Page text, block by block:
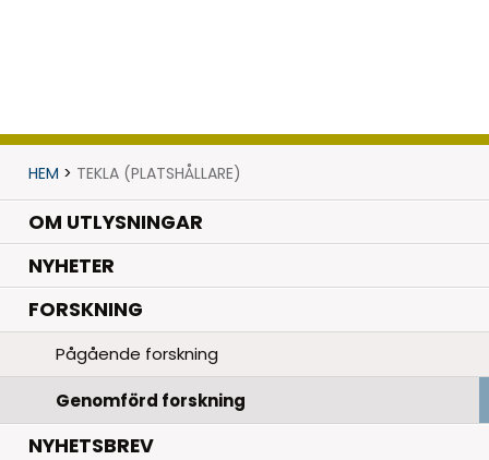
HEM > TEKLA (PLATSHÅLLARE)
OM UTLYSNINGAR
NYHETER.
FORSKNING.
Pågående forskning
Genomförd forskning
NYHETSBREV